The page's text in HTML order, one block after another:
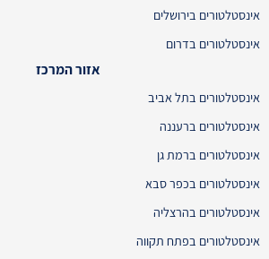
אינסטלטורים בירושלים
אינסטלטורים בדרום
אזור המרכז
אינסטלטורים בתל אביב
אינסטלטורים ברעננה
אינסטלטורים ברמת גן
אינסטלטורים בכפר סבא
אינסטלטורים בהרצליה
אינסטלטורים בפתח תקווה